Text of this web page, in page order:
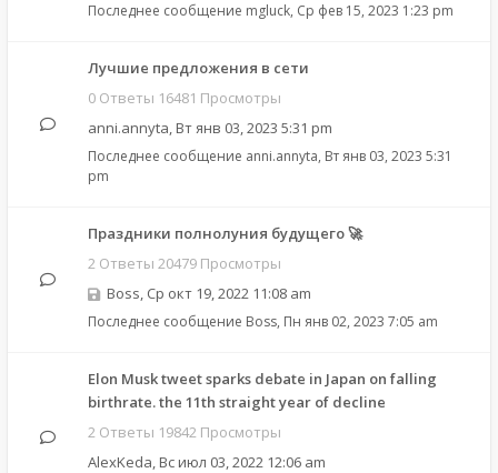
Последнее сообщение mgluck, Ср фев 15, 2023 1:23 pm
Лучшие предложения в сети
0 Ответы 16481 Просмотры
anni.annyta, Вт янв 03, 2023 5:31 pm
Последнее сообщение anni.annyta, Вт янв 03, 2023 5:31
pm
Праздники полнолуния будущего 🚀
2 Ответы 20479 Просмотры
Boss, Ср окт 19, 2022 11:08 am
Последнее сообщение Boss, Пн янв 02, 2023 7:05 am
Elon Musk tweet sparks debate in Japan on falling
birthrate. the 11th straight year of decline
2 Ответы 19842 Просмотры
AlexKeda, Вс июл 03, 2022 12:06 am